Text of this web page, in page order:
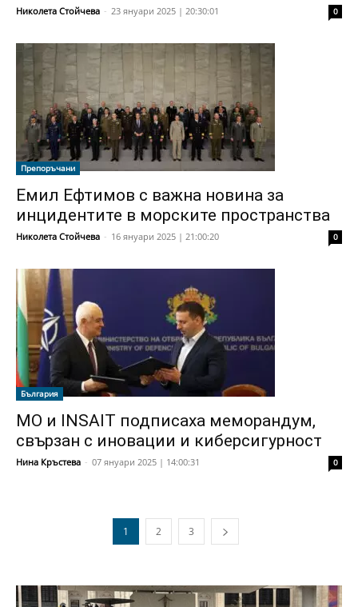
Николета Стойчева - 23 януари 2025 | 20:30:01 0
Препоръчани
Емил Ефтимов с важна новина за
инцидентите в морските пространства
Николета Стойчева - 16 януари 2025 | 21:00:20 0
България
МО и INSAIT подписаха меморандум,
свързан с иновации и киберсигурност
Нина Кръстева - 07 януари 2025 | 14:00:31 0
1 2 3